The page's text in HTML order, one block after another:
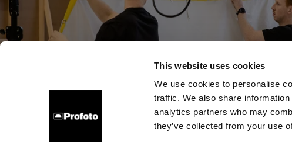
This website uses cookies
We use cookies to personalise
traffic. We also share
analytics partners who may
they’ve collected from your use
À propos de Profoto Support Emploi Presse